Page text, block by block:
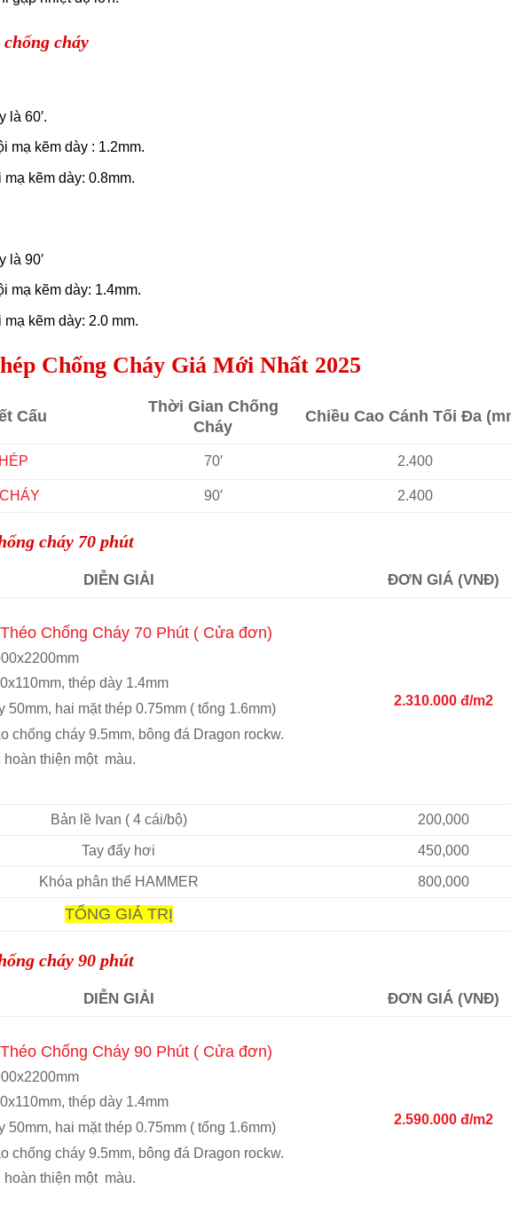
cháy
là 60′.
mạ kẽm dày : 1.2mm.
kẽm dày: 0.8mm.
là 90′
mạ kẽm dày: 1.4mm.
kẽm dày: 2.0 mm.
Chống Cháy Giá Mới Nhất 2025
Cấu
Thời Gian Chống
Cháy
Chiều Cao Cánh Tối Đa
70′ 2.400
90′ 2.400
cháy 70 phút
DIỄN GIẢI ĐƠN GIÁ (VNĐ)
Chống Cháy 70 Phút ( Cửa đơn)
thép dày 1.4mm
50mm, hai mặt thép 0.75mm ( tổng 1.6mm)
chống cháy 9.5mm, bông đá Dragon rockw.
thiện một màu.
2.310.000 đ/m2
Bản lề Ivan ( 4 cái/bộ) 200,000
Tay đẩy hơi 450,000
Khóa phân thể HAMMER 800,000
TỔNG GIÁ TRỊ
cháy 90 phút
DIỄN GIẢI ĐƠN GIÁ (VNĐ)
Chống Cháy 90 Phút ( Cửa đơn)
thép dày 1.4mm
50mm, hai mặt thép 0.75mm ( tổng 1.6mm)
chống cháy 9.5mm, bông đá Dragon rockw.
thiện một màu.
2.590.000 đ/m2